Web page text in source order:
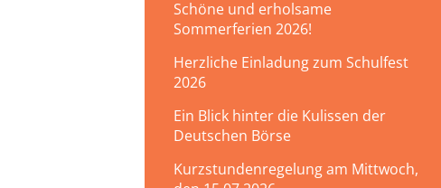
Schöne und erholsame
Sommerferien 2026!
Herzliche Einladung zum Schulfest
2026
Ein Blick hinter die Kulissen der
Deutschen Börse
Kurzstundenregelung am Mittwoch,